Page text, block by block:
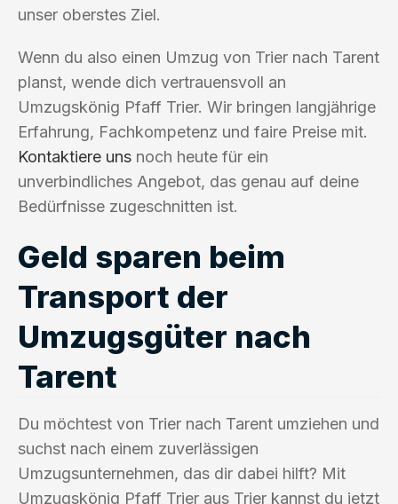
unser oberstes Ziel.
Wenn du also einen Umzug von Trier nach Tarent
planst, wende dich vertrauensvoll an
Umzugskönig Pfaff Trier. Wir bringen langjährige
Erfahrung, Fachkompetenz und faire Preise mit.
Kontaktiere uns noch heute für ein
unverbindliches Angebot, das genau auf deine
Bedürfnisse zugeschnitten ist.
Geld sparen beim
Transport der
Umzugsgüter nach
Tarent
Du möchtest von Trier nach Tarent umziehen und
suchst nach einem zuverlässigen
Umzugsunternehmen, das dir dabei hilft? Mit
Umzugskönig Pfaff Trier aus Trier kannst du jetzt